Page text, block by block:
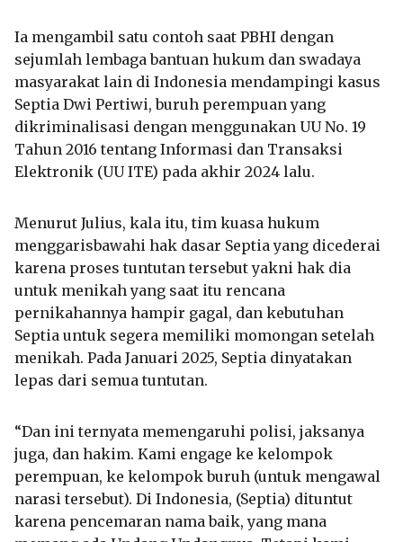
Ia mengambil satu contoh saat PBHI dengan
sejumlah lembaga bantuan hukum dan swadaya
masyarakat lain di Indonesia mendampingi kasus
Septia Dwi Pertiwi, buruh perempuan yang
dikriminalisasi dengan menggunakan UU No. 19
Tahun 2016 tentang Informasi dan Transaksi
Elektronik (UU ITE) pada akhir 2024 lalu.
Menurut Julius, kala itu, tim kuasa hukum
menggarisbawahi hak dasar Septia yang dicederai
karena proses tuntutan tersebut yakni hak dia
untuk menikah yang saat itu rencana
pernikahannya hampir gagal, dan kebutuhan
Septia untuk segera memiliki momongan setelah
menikah. Pada Januari 2025, Septia dinyatakan
lepas dari semua tuntutan.
“Dan ini ternyata memengaruhi polisi, jaksanya
juga, dan hakim. Kami engage ke kelompok
perempuan, ke kelompok buruh (untuk mengawal
narasi tersebut). Di Indonesia, (Septia) dituntut
karena pencemaran nama baik, yang mana